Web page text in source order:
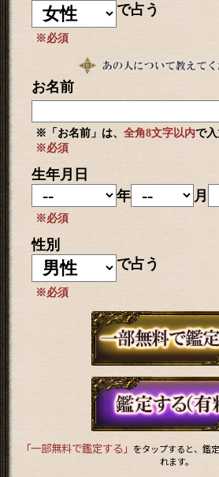
で占う
※必須
お名前
※「お名前」は、 全角8文字以内で入
※必須
生年月日
年
月
※必須
性別
で占う
※必須
「一部無料で鑑定する」 をタップすると、鑑
れます。